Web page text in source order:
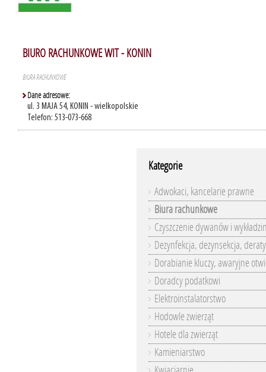
BIURO RACHUNKOWE WIT - KONIN
BIURA RACHUNKOWE
Dane adresowe:
ul. 3 MAJA 54, KONIN - wielkopolskie
Telefon: 513-073-668
Kategorie
Adwokaci, kancelarie prawne
Biura rachunkowe
Czyszczenie dywanów i
Dezynfekcja, dezynsekcja,
Dorabianie kluczy, awaryjne
Doradcy podatkowi
Elektroinstalatorstwo
Hodowle zwierząt
Hotele dla zwierząt
Kamieniarstwo